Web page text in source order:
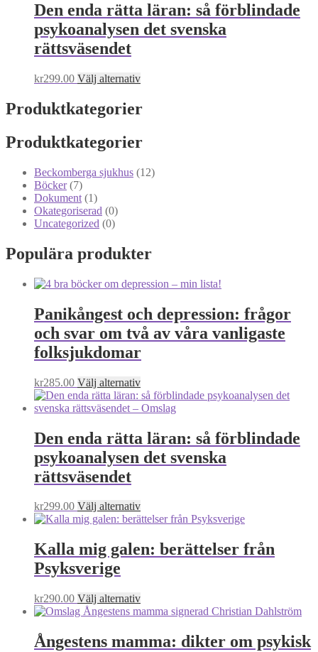
Den enda rätta läran: så förblindade
psykoanalysen det svenska
rättsväsendet
kr299.00 Välj alternativDen
har
varianter.
olika
alternativen
Produktkategorier
Produktkategorier
Beckomberga sjukhus (12)
Böcker (7)
Dokument (1)
Okategoriserad (0)
Uncategorized (0)
Populära produkter
Panikångest och depression: frågor
och svar om två av våra vanligaste
folksjukdomar
kr285.00 Välj alternativDen
här
produkten
flera
varianter.
De
väljas
på
Den enda rätta läran: så förblindade
psykoanalysen det svenska
rättsväsendet
kr299.00 Välj alternativDen
här
har
flera
olika
alternativen
på
Kalla mig galen: berättelser från
Psyksverige
kr290.00 Välj alternativDen
här
flera
Ångestens mamma: dikter om psykisk